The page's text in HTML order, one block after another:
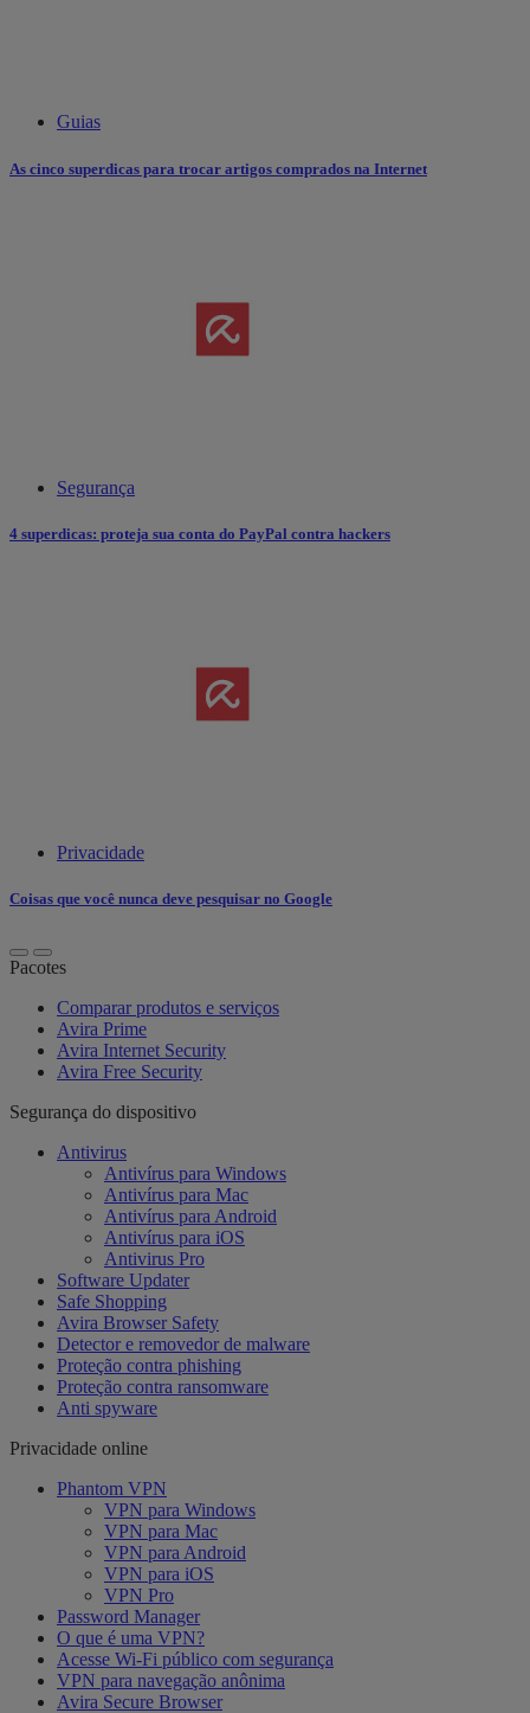
Guias
As cinco superdicas para trocar artigos comprados na Internet
Segurança
4 superdicas: proteja sua conta do PayPal contra hackers
Privacidade
Coisas que você nunca deve pesquisar no Google
Pacotes
Comparar produtos e serviços
Avira Prime
Avira Internet Security
Avira Free Security
Segurança do dispositivo
Antivirus
Antivírus para Windows
Antivírus para Mac
Antivírus para Android
Antivírus para iOS
Antivirus Pro
Software Updater
Safe Shopping
Avira Browser Safety
Detector e removedor de malware
Proteção contra phishing
Proteção contra ransomware
Anti spyware
Privacidade online
Phantom VPN
VPN para Windows
VPN para Mac
VPN para Android
VPN para iOS
VPN Pro
Password Manager
O que é uma VPN?
Acesse Wi-Fi público com segurança
VPN para navegação anônima
Avira Secure Browser